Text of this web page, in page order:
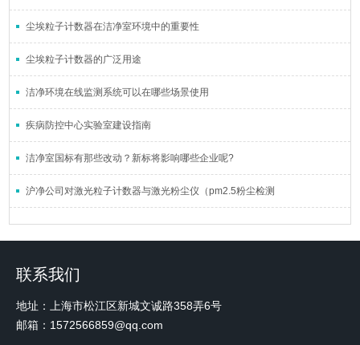
尘埃粒子计数器在洁净室环境中的重要性
尘埃粒子计数器的广泛用途
洁净环境在线监测系统可以在哪些场景使用
疾病防控中心实验室建设指南
洁净室国标有那些改动？新标将影响哪些企业呢?
沪净公司对激光粒子计数器与激光粉尘仪（pm2.5粉尘检测
联系我们
地址：上海市松江区新城文诚路358弄6号
邮箱：1572566859@qq.com